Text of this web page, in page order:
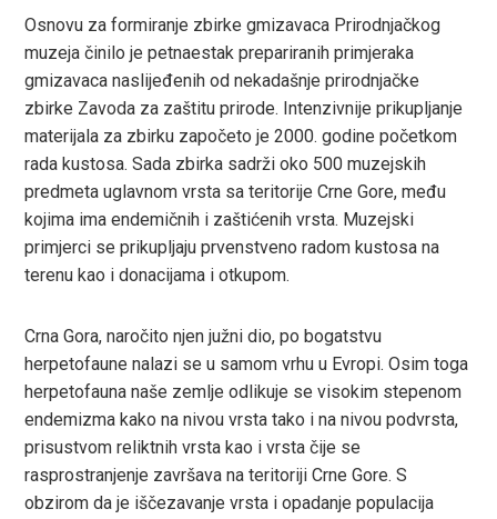
Osnovu za formiranje zbirke gmizavaca Prirodnjačkog
muzeja činilo je petnaestak prepariranih primjeraka
gmizavaca naslijeđenih od nekadašnje prirodnjačke
zbirke Zavoda za zaštitu prirode. Intenzivnije prikupljanje
materijala za zbirku započeto je 2000. godine početkom
rada kustosa. Sada zbirka sadrži oko 500 muzejskih
predmeta uglavnom vrsta sa teritorije Crne Gore, među
kojima ima endemičnih i zaštićenih vrsta. Muzejski
primjerci se prikupljaju prvenstveno radom kustosa na
terenu kao i donacijama i otkupom.
Crna Gora, naročito njen južni dio, po bogatstvu
herpetofaune nalazi se u samom vrhu u Evropi. Osim toga
herpetofauna naše zemlje odlikuje se visokim stepenom
endemizma kako na nivou vrsta tako i na nivou podvrsta,
prisustvom reliktnih vrsta kao i vrsta čije se
rasprostranjenje završava na teritoriji Crne Gore. S
obzirom da je iščezavanje vrsta i opadanje populacija